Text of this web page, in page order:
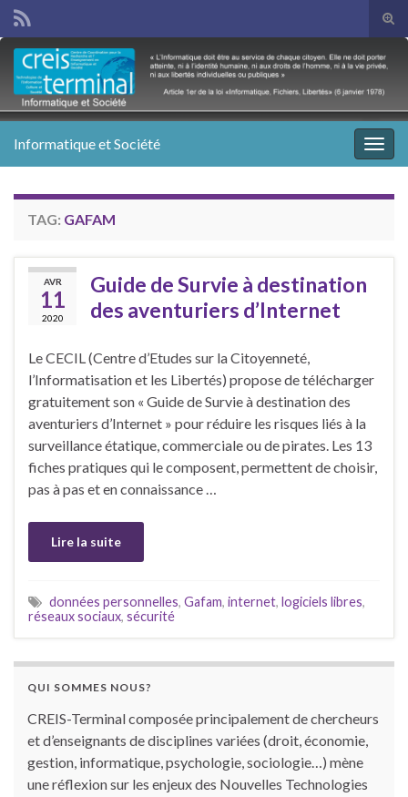
Search for:
Informatique et Société
TAG: GAFAM
AVR
11
2020
Guide de Survie à destination
des aventuriers d’Internet
Le CECIL (Centre d’Etudes sur la Citoyenneté,
l’Informatisation et les Libertés) propose de télécharger
gratuitement son « Guide de Survie à destination des
aventuriers d’Internet » pour réduire les risques liés à la
surveillance étatique, commerciale ou de pirates. Les 13
fiches pratiques qui le composent, permettent de choisir,
pas à pas et en connaissance …
Lire la suite
données personnelles, Gafam, internet, logiciels libres,
réseaux sociaux, sécurité
QUI SOMMES NOUS?
CREIS-Terminal composée principalement de chercheurs
et d’enseignants de disciplines variées (droit, économie,
gestion, informatique, psychologie, sociologie…) mène
une réflexion sur les enjeux des Nouvelles Technologies